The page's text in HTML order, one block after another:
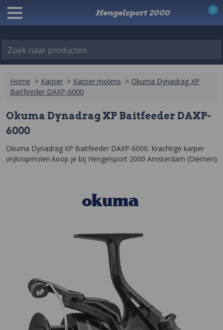
Zoek naar producten
Hengelsport 2000 0
Home > Karper > Karper molens > Okuma Dynadrag XP
Baitfeeder DAXP-6000
Okuma Dynadrag XP Baitfeeder DAXP-
6000
Okuma Dynadrag XP Baitfeeder DAXP-6000. Krachtige karper